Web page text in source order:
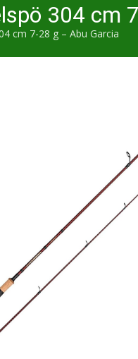
304 cm
cm 7-28 g – Abu Garcia